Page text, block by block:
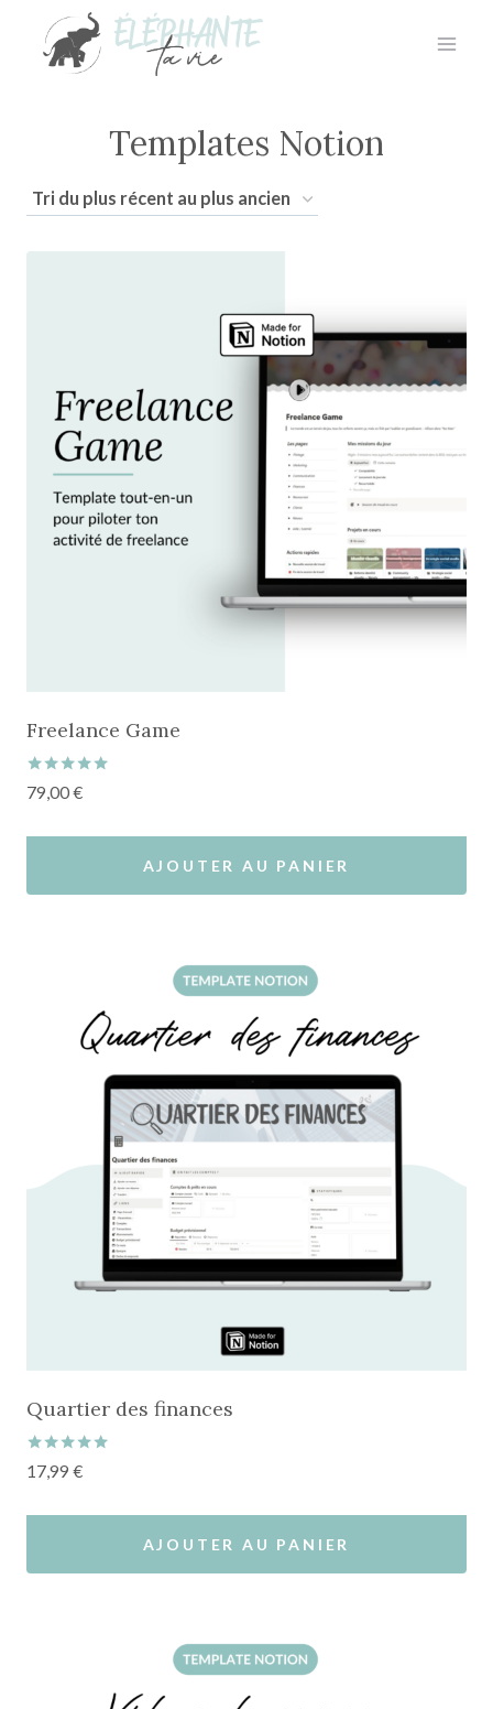
contenu
Templates Notion
Freelance Game
Note
5.00
79,00€
AJOUTER AU PANIER
Quartier des finances
Note
5.00
17,99 €
AJOUTER AU PANIER